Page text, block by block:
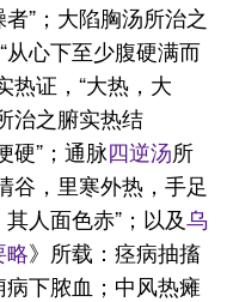
”；大陷胸汤所治之
从心下至少腹硬满而
热证，“大热，大
治之腑实热结
硬”；通脉四逆汤所
谷，里寒外热，手足
人面色赤”；以及乌
略》所载：痉病抽搐
下脓血；中风热瘫